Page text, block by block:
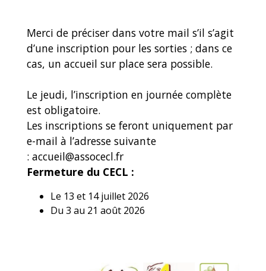
Merci de préciser dans votre mail s’il s’agit
d’une inscription pour les sorties ; dans ce
cas, un accueil sur place sera possible.
Le jeudi, l’inscription en journée complète
est obligatoire.
Les inscriptions se feront uniquement par
e-mail à l’adresse suivante
: accueil@assocecl.fr
Fermeture du CECL :
Le 13 et 14 juillet 2026
Du 3 au 21 août 2026